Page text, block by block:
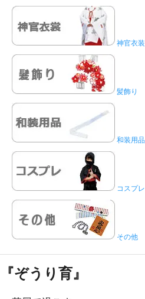
神官衣装
髪飾り
和装用品
コスプレ
その他
『ぞうり育』